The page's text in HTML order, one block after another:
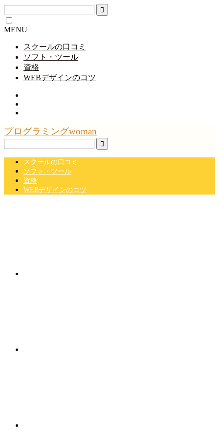
MENU
スクールの口コミ
ソフト・ツール
資格
WEBデザインのコツ
プログラミングwoman
スクールの口コミ
ソフト・ツール
資格
WEBデザインのコツ